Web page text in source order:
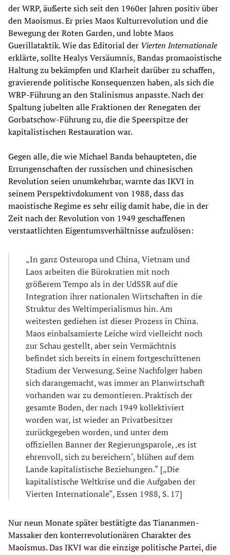
der WRP, äußerte sich seit den 1960er Jahren positiv über
den Maoismus. Er pries Maos Kulturrevolution und die
Bewegung der Roten Garden, und lobte Maos
Guerillataktik. Wie das Editorial der Vierten Internationale
erklärte, sollte Healys Versäumnis, Bandas promaoistische
Haltung zu bekämpfen und Klarheit darüber zu schaffen,
gravierende politische Konsequenzen haben, als sich die
WRP-Führung an den Stalinismus anpasste. Nach der
Spaltung jubelten alle Fraktionen der Renegaten der
Gorbatschow-Führung zu, die die Speerspitze der
kapitalistischen Restauration war.
Gegen alle, die wie Michael Banda behaupteten, die
Errungenschaften der russischen und chinesischen
Revolution seien unumkehrbar, warnte das IKVI in
seinem Perspektivdokument von 1988, dass das
maoistische Regime es sehr eilig damit habe, die in der
Zeit nach der Revolution von 1949 geschaffenen
verstaatlichten Eigentumsverhältnisse aufzulösen:
„In ganz Osteuropa und China, Vietnam und
Laos arbeiten die Bürokratien mit noch
größerem Tempo als in der UdSSR auf die
Integration ihrer nationalen Wirtschaften in die
Struktur des Weltimperialismus hin. Am
weitesten gediehen ist dieser Prozess in China.
Maos einbalsamierte Leiche wird vielleicht noch
zur Schau gestellt, aber sein Vermächtnis
befindet sich bereits in einem fortgeschrittenen
Stadium der Verwesung. Seine Nachfolger haben
sich darangemacht, was immer an Planwirtschaft
vorhanden war zu demontieren. Praktisch der
gesamte Boden, der nach 1949 kollektiviert
worden war, ist wieder an Privatbesitzer
zurückgegeben worden, und unter dem
offiziellen Banner der Regierungsparole, ‚es ist
ehrenvoll, sich zu bereichern‘, blühen auf dem
Lande kapitalistische Beziehungen.“ [„Die
kapitalistische Weltkrise und die Aufgaben der
Vierten Internationale“, Essen 1988, S. 17]
Nur neun Monate später bestätigte das Tiananmen-
Massaker den konterrevolutionären Charakter des
Maoismus. Das IKVI war die einzige politische Partei, die